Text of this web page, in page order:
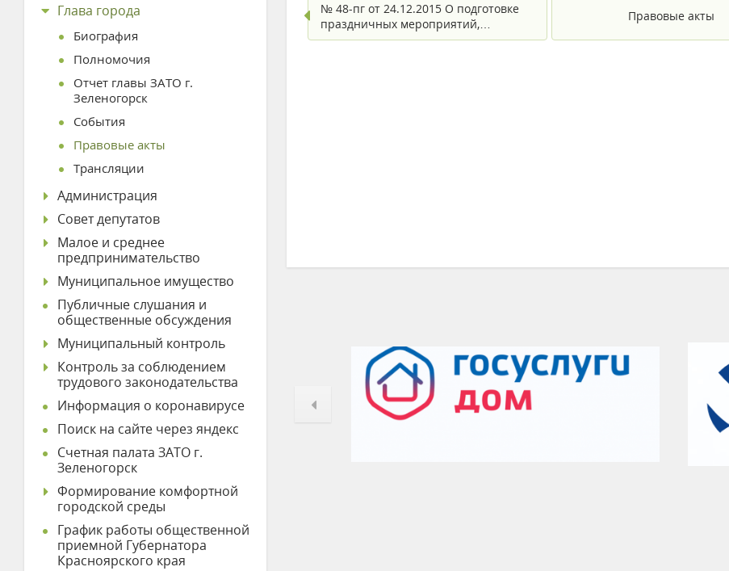
№ 48-пг от 24.12.2015 О подготовке
праздничных мероприятий,…
Правовые акты
Глава города
Биография
Полномочия
Отчет главы ЗАТО г.
Зеленогорск
События
Правовые акты
Трансляции
Администрация
Совет депутатов
Малое и среднее
предпринимательство
Муниципальное имущество
Публичные слушания и
общественные обсуждения
Муниципальный контроль
Контроль за соблюдением
трудового законодательства
Информация о коронавирусе
Поиск на сайте через яндекс
Счетная палата ЗАТО г.
Зеленогорск
Формирование комфортной
городской среды
График работы общественной
приемной Губернатора
Красноярского края